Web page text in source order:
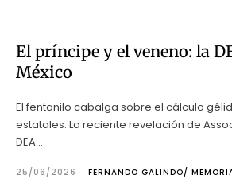
El príncipe y el veneno: la
México
El fentanilo cabalga sobre el cálculo
estatales. La reciente revelación de
DEA...
25/06/2026
FERNANDO GALINDO/